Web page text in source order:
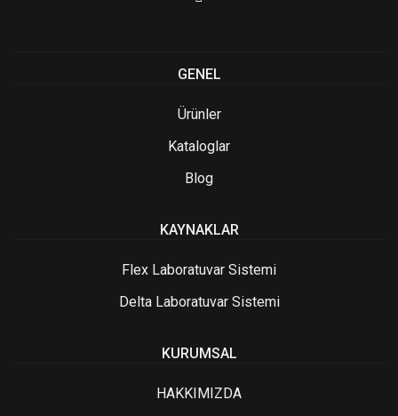
GENEL
Ürünler
Kataloglar
Blog
KAYNAKLAR
Flex Laboratuvar Sistemi
Delta Laboratuvar Sistemi
KURUMSAL
HAKKIMIZDA